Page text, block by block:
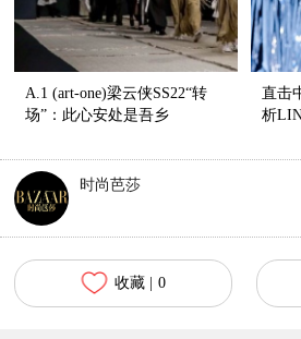
A.1 (art-one)梁云侠SS22“转
场”：此心安处是吾乡
直击
析
时尚芭莎
收藏 | 0